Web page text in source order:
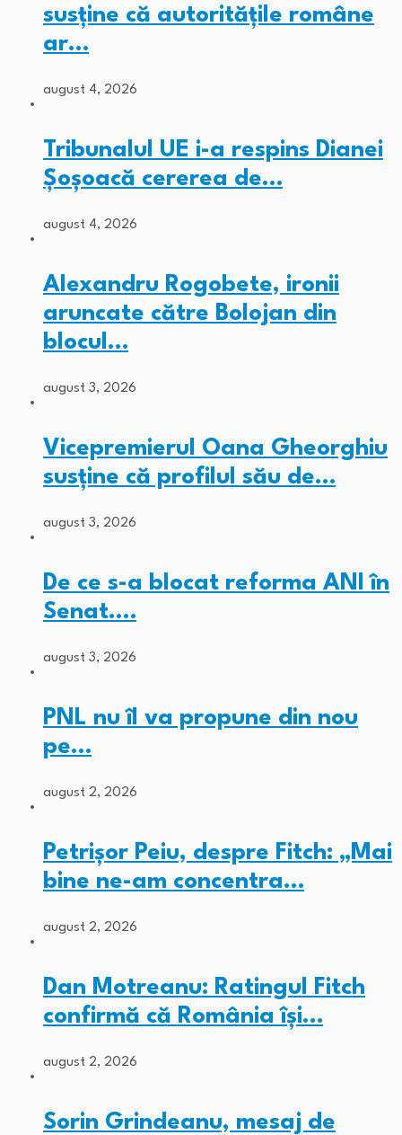
susține că autoritățile române
ar…
august 4, 2026
Tribunalul UE i-a respins Dianei
Șoșoacă cererea de…
august 4, 2026
Alexandru Rogobete, ironii
aruncate către Bolojan din
blocul…
august 3, 2026
Vicepremierul Oana Gheorghiu
susține că profilul său de…
august 3, 2026
De ce s-a blocat reforma ANI în
Senat.…
august 3, 2026
PNL nu îl va propune din nou
pe…
august 2, 2026
Petrișor Peiu, despre Fitch: „Mai
bine ne-am concentra…
august 2, 2026
Dan Motreanu: Ratingul Fitch
confirmă că România își…
august 2, 2026
Sorin Grindeanu, mesaj de